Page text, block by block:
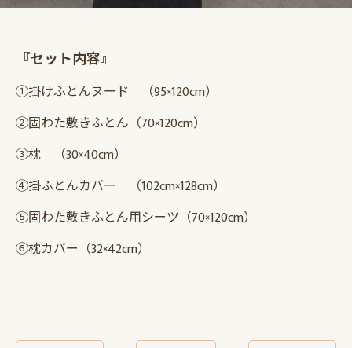
『セット内容』
①掛けふとんヌード （95×120cm）
②固わた敷きふとん（70×120cm）
③枕 （30×40cm）
④掛ふとんカバー （102cm×128cm）
⑤固わた敷きふとん用シーツ（70×120cm）
⑥枕カバー（32×42cm）